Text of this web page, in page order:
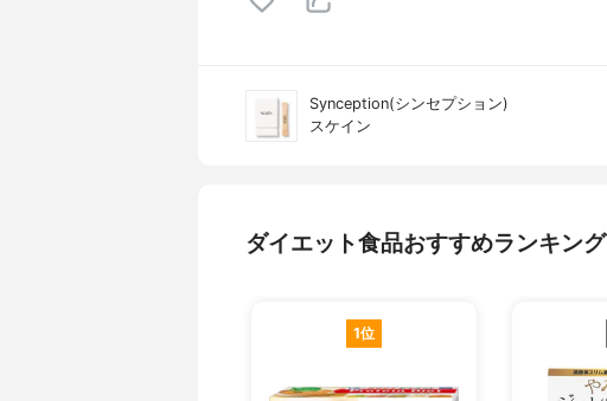
Synception(シンセプション)
スケイン
ダイエット食品おすすめランキング
1位